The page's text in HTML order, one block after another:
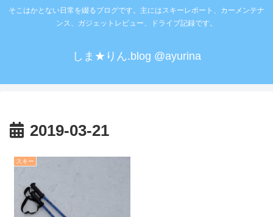
そこはかとない日常を綴るブログです。主にはスキーレポート、カーメンテナ
ンス、ガジェットレビュー、ドライブ記録です。
しま★りん.blog @ayurina
2019-03-21
スキー